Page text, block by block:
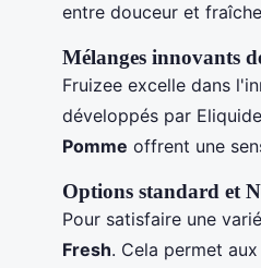
entre douceur et
Mélanges innovants
Fruizee excelle dans
développés par
Pomme offrent une
Options standard et
Pour satisfaire une
Fresh. Cela permet